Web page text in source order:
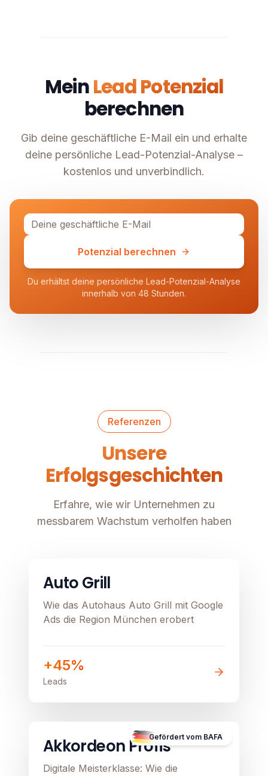
MeinLead Potenzial
berechnen
Gib deine geschäftliche E-Mail ein und erhalte
deine persönliche Lead-Potenzial-Analyse –
kostenlos und unverbindlich.
Potenzial berechnen
Du erhältst deine persönliche Lead-Potenzial-Analyse
innerhalb von 48 Stunden.
Referenzen
Unsere
Erfolgsgeschichten
Erfahre, wie wir Unternehmen zu
messbarem Wachstum verholfen haben
Auto Grill
Wie das Autohaus Auto Grill mit Google
Ads die Region München erobert
+45%
Leads
Gefördert vom BAFA
B2C E-Commerce
Akkordeon Profis
Digitale Meisterklasse: Wie die